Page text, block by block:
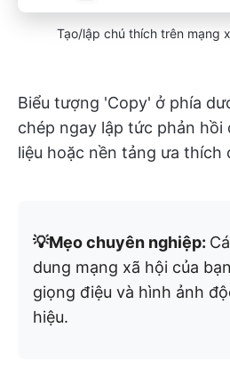
Tạo/lập chú thích trên mạng
Biểu tượng 'Copy' ở phía
chép ngay lập tức phản hồi
liệu hoặc nền tảng ưa thích
💡Mẹo chuyên nghiệp:
dung mạng xã hội của
giọng điệu và hình ảnh
hiệu.